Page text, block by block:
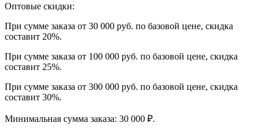
Оптовые скидки:
При сумме заказа от 30 000 руб. по базовой цене, скидка
составит 20%.
При сумме заказа от 100 000 руб. по базовой цене, скидка
составит 25%.
При сумме заказа от 300 000 руб. по базовой цене, скидка
составит 30%.
Минимальная сумма заказа: 30 000 ₽.